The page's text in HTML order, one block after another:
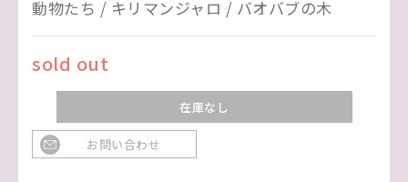
動物たち / キリマンジャロ / バオバブの木
sold out
在庫なし
お問い合わせ